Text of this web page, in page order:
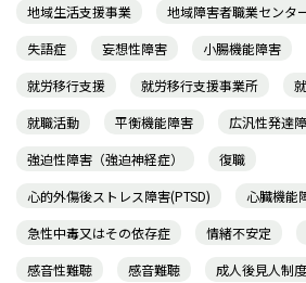
地域生活支援事業
地域障害者職業センタ
失語症
妄想性障害 小腸機能障害
就労移行支援
就労移行支援事業所
就職活動
平衡機能障害 広汎性発達
強迫性障害（強迫神経症）
復職
心的外傷後ストレス障害(PTSD)
心臓機能
急性中毒又はその依存症
情緒不安定
感音性難聴
感音難聴 成人後見人制度